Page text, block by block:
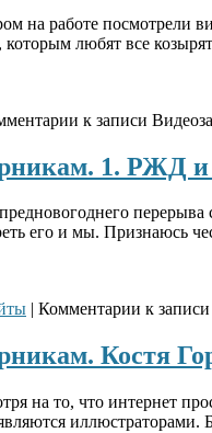
на работе посмотрели
которым любят все
к записи
1. РЖД
перерыва
его и мы. Признаюсь
| Комментарии к
Костя
на то, что интернет